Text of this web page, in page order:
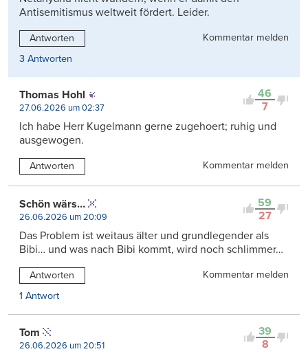
Antisemitismus weltweit fördert. Leider.
Antworten
Kommentar melden
3 Antworten
46
7
Thomas Hohl
27.06.2026 um 02:37
Ich habe Herr Kugelmann gerne zugehoert; ruhig und
ausgewogen.
Antworten Kommentar melden
59
27
Schön wärs…
26.06.2026 um 20:09
Das Problem ist weitaus älter und grundlegender als
Bibi… und was nach Bibi kommt, wird noch schlimmer…
Antworten
Kommentar melden
1 Antwort
39
8
Tom
26.06.2026 um 20:51